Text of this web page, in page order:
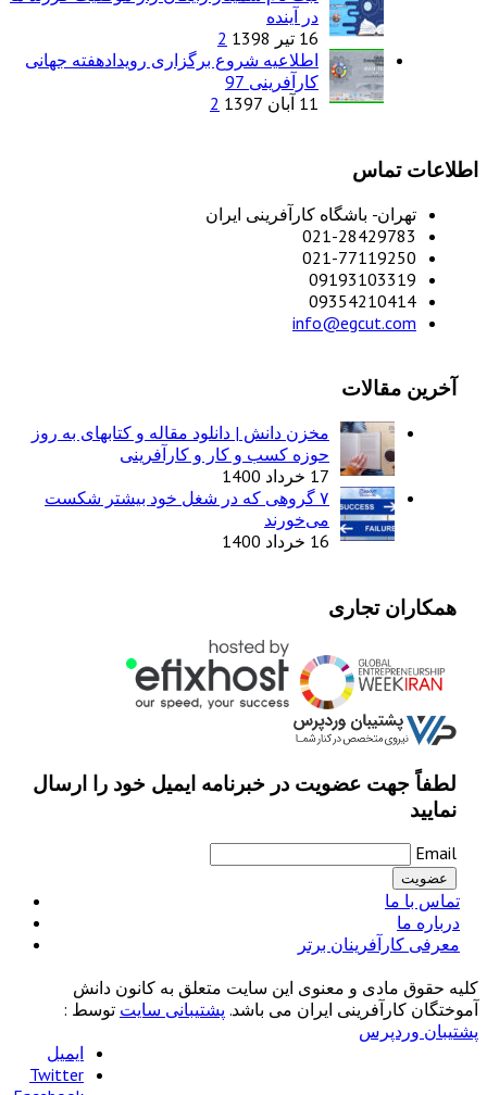
در آینده
16 تیر 1398
2
اطلاعیه شروع برگزاری رویدادهفته جهانی
کارآفرینی 97
11 آبان 1397
2
اطلاعات تماس
تهران- باشگاه کارآفرینی ایران
021-28429783
021-77119250
09193103319
09354210414
info@egcut.com
آخرین مقالات
مخزن دانش | دانلود مقاله و کتابهای به روز
حوزه کسب و کار و کارآفرینی
17 خرداد 1400
۷ گروهی که در شغل خود بیشتر شکست
می‌خورند
16 خرداد 1400
همکاران تجاری
لطفاً جهت عضویت در خبرنامه ایمیل خود را ارسال
نمایید
Email
تماس با ما
درباره ما
معرفی کارآفرینان برتر
کلیه حقوق مادی و معنوی این سایت متعلق به کانون دانش
آموختگان کارآفرینی ایران می باشد. پشتیبانی سایت توسط :
پشتیبان وردپرس
ایمیل
Twitter